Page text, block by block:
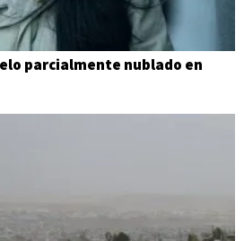
parcialmente nublado en